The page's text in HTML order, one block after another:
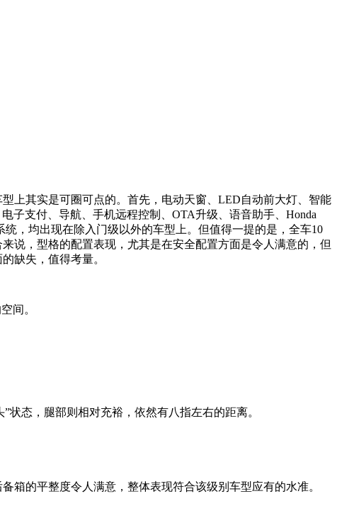
上其实是可圈可点的。首先，电动天窗、LED自动前大灯、智能
子支付、导航、手机远程控制、OTA升级、语音助手、Honda
，均出现在除入门级以外的车型上。但值得一提的是，全车10
说，型格的配置表现，尤其是在安全配置方面是令人满意的，但
缺失，值得考量。
间。
态，腿部则相对充裕，依然有八指左右的距离。
箱的平整度令人满意，整体表现符合该级别车型应有的水准。